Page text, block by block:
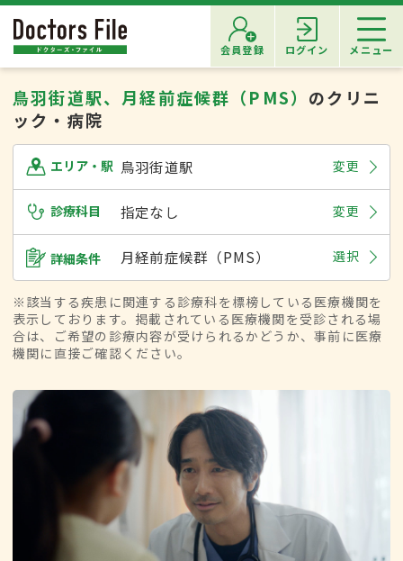
会員登録 ログイン メニュー
鳥羽街道駅、月経前症候群（PMS） のクリニ
ック・病院
エリア・駅 鳥羽街道駅 変更
診療科目 指定なし 変更
詳細条件 月経前症候群（PMS） 選択
※該当する疾患に関連する診療科を標榜している医療機関を
表示しております。掲載されている医療機関を受診される場
合は、ご希望の診療内容が受けられるかどうか、事前に医療
機関に直接ご確認ください。